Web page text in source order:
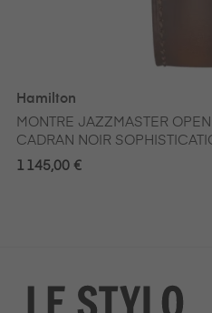
Hamilton
MONTRE JAZZMASTER
CADRAN NOIR
1 145,00 €